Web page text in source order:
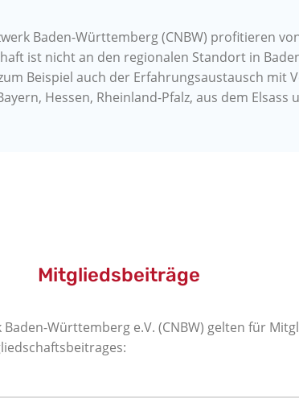
Baden-Württemberg (CNBW) profitieren
ist nicht an den regionalen Standort in
Beispiel auch der Erfahrungsaustausch mit
Hessen, Rheinland-Pfalz, aus dem Elsass
Mitgliedsbeiträge
Württemberg e.V. (CNBW) gelten für